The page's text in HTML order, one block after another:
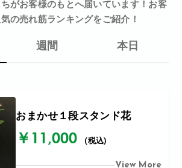
がお客様のもとへ届いています！お客
の売れ筋ランキングをご紹介！
週間 本日
おまかせ１段スタンド花
￥11,000 (税込)
View More